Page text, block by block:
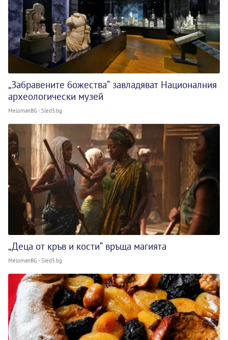
„Забравените божества“ завладяват Националния
археологически музей
MelomanBG - Sled5.bg
„Деца от кръв и кости“ връща магията
MelomanBG - Sled5.bg